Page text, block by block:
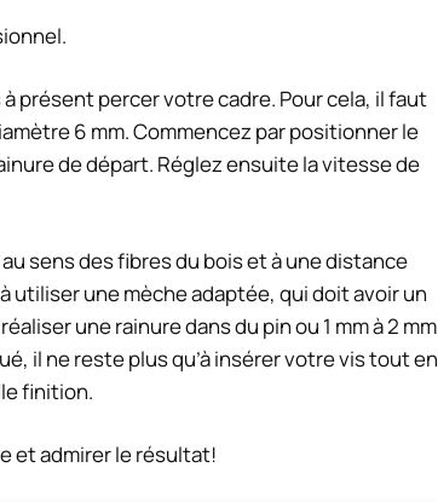
présent percer votre cadre. Pour cela, il faut
6 mm. Commencez par positionner le
de départ. Réglez ensuite la vitesse de
sens des fibres du bois et à une distance
utiliser une mèche adaptée, qui doit avoir un
une rainure dans du pin ou 1 mm à 2 mm
il ne reste plus qu’à insérer votre vis tout en
finition.
et admirer le résultat!